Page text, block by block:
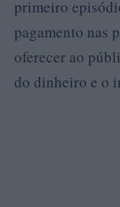
primeiro
pagamento nas
oferecer ao
do dinheiro e o